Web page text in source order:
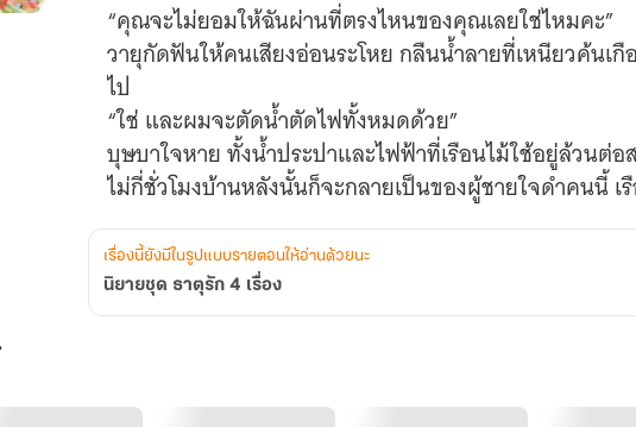
“คุณจะไม่ยอมให้ฉันผ่านที่ตรงไหนของคุณเลยใช่ไหมคะ”
วายุกัดฟันให้คนเสียงอ่อนระโหย กลืนน้ำลายที่เหนียวค้นเ
ไป
“ใช่ และผมจะตัดน้ำตัดไฟทั้งหมดด้วย”
บุษบาใจหาย ทั้งน้ำประปาและไฟฟ้าที่เรือนไม้ใช้อยู่ล้วนต่
ไม่กี่ชั่วโมงบ้านหลังนั้นก็จะกลายเป็นของผู้ชายใจดำคนนี้ เ
ไฟฟ้าใช้
“คุณใจแคบมาก แต่ฉันก็เชื่อว่ามีคนแบบคุณอยู่จริง”
........................
เรื่องนี้ยังมีในรูปแบบรายตอนให้อ่านด้วยนะ
นิยายชุด ธาตุรัก 4 เรื่อง